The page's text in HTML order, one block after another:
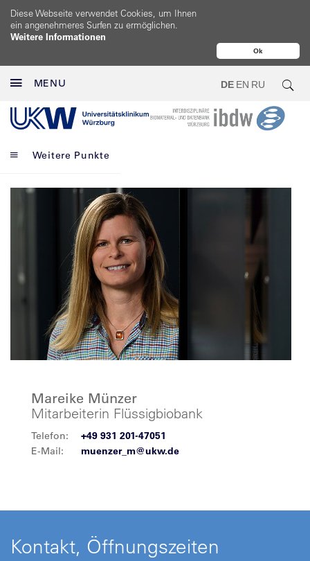
Ok
Diese Webseite verwendet Cookies, um Ihnen
ein angenehmeres Surfen zu ermöglichen.
Weitere Informationen
MENU DE EN RU
Weitere Punkte
Mareike Münzer
Mitarbeiterin Flüssigbiobank
Telefon:
+49 931 201-47051
E-Mail:
muenzer_m@ukw.de
Kontakt, Öffnungszeiten